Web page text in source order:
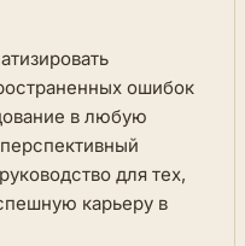
ошибок
в любую
для тех,
карьеру в